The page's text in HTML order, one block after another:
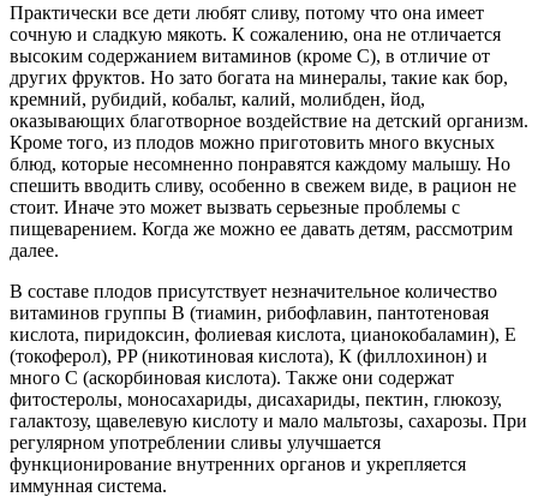
Практически все дети любят сливу, потому что она имеет
сочную и сладкую мякоть. К сожалению, она не отличается
высоким содержанием витаминов (кроме C), в отличие от
других фруктов. Но зато богата на минералы, такие как бор,
кремний, рубидий, кобальт, калий, молибден, йод,
оказывающих благотворное воздействие на детский организм.
Кроме того, из плодов можно приготовить много вкусных
блюд, которые несомненно понравятся каждому малышу. Но
спешить вводить сливу, особенно в свежем виде, в рацион не
стоит. Иначе это может вызвать серьезные проблемы с
пищеварением. Когда же можно ее давать детям, рассмотрим
далее.
В составе плодов присутствует незначительное количество
витаминов группы B (тиамин, рибофлавин, пантотеновая
кислота, пиридоксин, фолиевая кислота, цианокобаламин), E
(токоферол), PP (никотиновая кислота), К (филлохинон) и
много C (аскорбиновая кислота). Также они содержат
фитостеролы, моносахариды, дисахариды, пектин, глюкозу,
галактозу, щавелевую кислоту и мало мальтозы, сахарозы. При
регулярном употреблении сливы улучшается
функционирование внутренних органов и укрепляется
иммунная система.